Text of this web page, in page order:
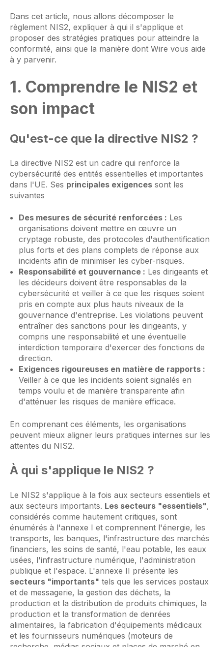
Dans cet article, nous allons décomposer le
règlement NIS2, expliquer à qui il s'applique et
proposer des stratégies pratiques pour atteindre la
conformité, ainsi que la manière dont Wire vous aide
à y parvenir.
1. Comprendre le NIS2 et
son impact
Qu'est-ce que la directive NIS2 ?
La directive NIS2 est un cadre qui renforce la
cybersécurité des entités essentielles et importantes
dans l'UE. Ses principales exigences sont les
suivantes
Des mesures de sécurité renforcées : Les
organisations doivent mettre en œuvre un
cryptage robuste, des protocoles d'authentification
plus forts et des plans complets de réponse aux
incidents afin de minimiser les cyber-risques.
Responsabilité et gouvernance : Les dirigeants et
les décideurs doivent être responsables de la
cybersécurité et veiller à ce que les risques soient
pris en compte aux plus hauts niveaux de la
gouvernance d'entreprise. Les violations peuvent
entraîner des sanctions pour les dirigeants, y
compris une responsabilité et une éventuelle
interdiction temporaire d'exercer des fonctions de
direction.
Exigences rigoureuses en matière de rapports :
Veiller à ce que les incidents soient signalés en
temps voulu et de manière transparente afin
d'atténuer les risques de manière efficace.
En comprenant ces éléments, les organisations
peuvent mieux aligner leurs pratiques internes sur les
attentes du NIS2.
À qui s'applique le NIS2 ?
Le NIS2 s'applique à la fois aux secteurs essentiels et
aux secteurs importants. Les secteurs "essentiels",
considérés comme hautement critiques, sont
énumérés à l'annexe I et comprennent l'énergie, les
transports, les banques, l'infrastructure des marchés
financiers, les soins de santé, l'eau potable, les eaux
usées, l'infrastructure numérique, l'administration
publique et l'espace. L'annexe II présente les
secteurs "importants" tels que les services postaux
et de messagerie, la gestion des déchets, la
production et la distribution de produits chimiques, la
production et la transformation de denrées
alimentaires, la fabrication d'équipements médicaux
et les fournisseurs numériques (moteurs de